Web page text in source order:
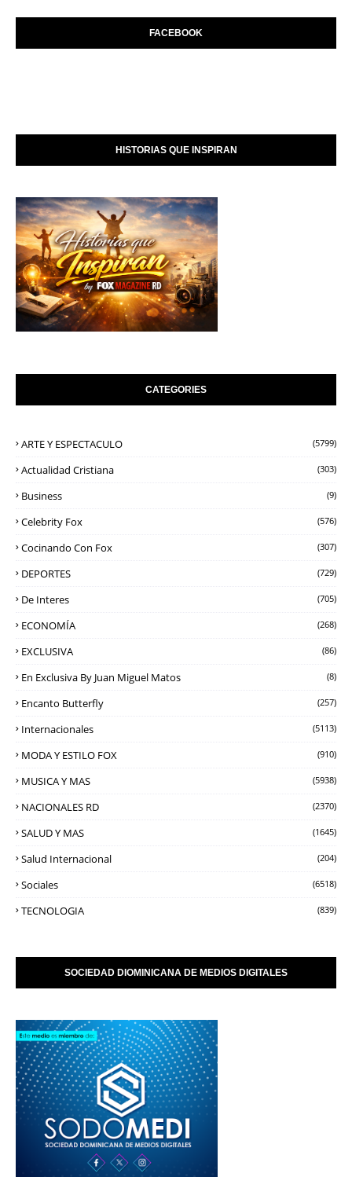
FACEBOOK
HISTORIAS QUE INSPIRAN
CATEGORIES
ARTE Y ESPECTACULO (5799)
Actualidad Cristiana (303)
Business (9)
Celebrity Fox (576)
Cocinando Con Fox (307)
DEPORTES (729)
De Interes (705)
ECONOMÍA (268)
EXCLUSIVA (86)
En Exclusiva By Juan Miguel Matos (8)
Encanto Butterfly (257)
Internacionales (5113)
MODA Y ESTILO FOX (910)
MUSICA Y MAS (5938)
NACIONALES RD (2370)
SALUD Y MAS (1645)
Salud Internacional (204)
Sociales (6518)
TECNOLOGIA (839)
SOCIEDAD DIOMINICANA DE MEDIOS DIGITALES